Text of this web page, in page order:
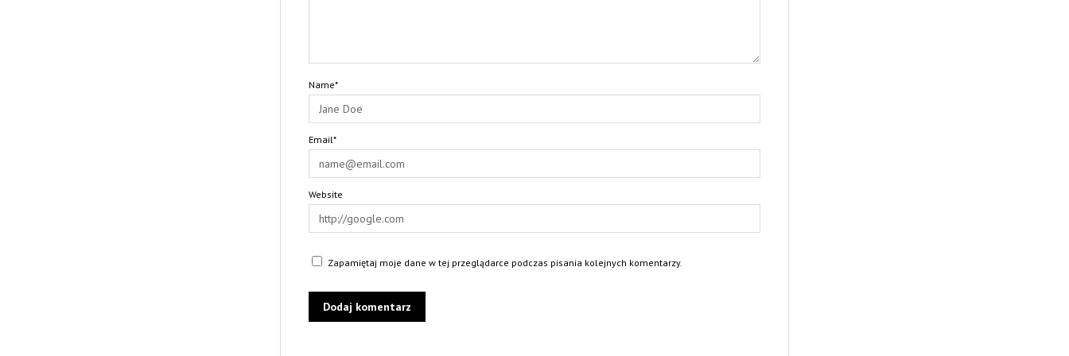
Name*
Email*
Website
Zapamiętaj moje dane w tej przeglądarce podczas pisania kolejnych komentarzy.